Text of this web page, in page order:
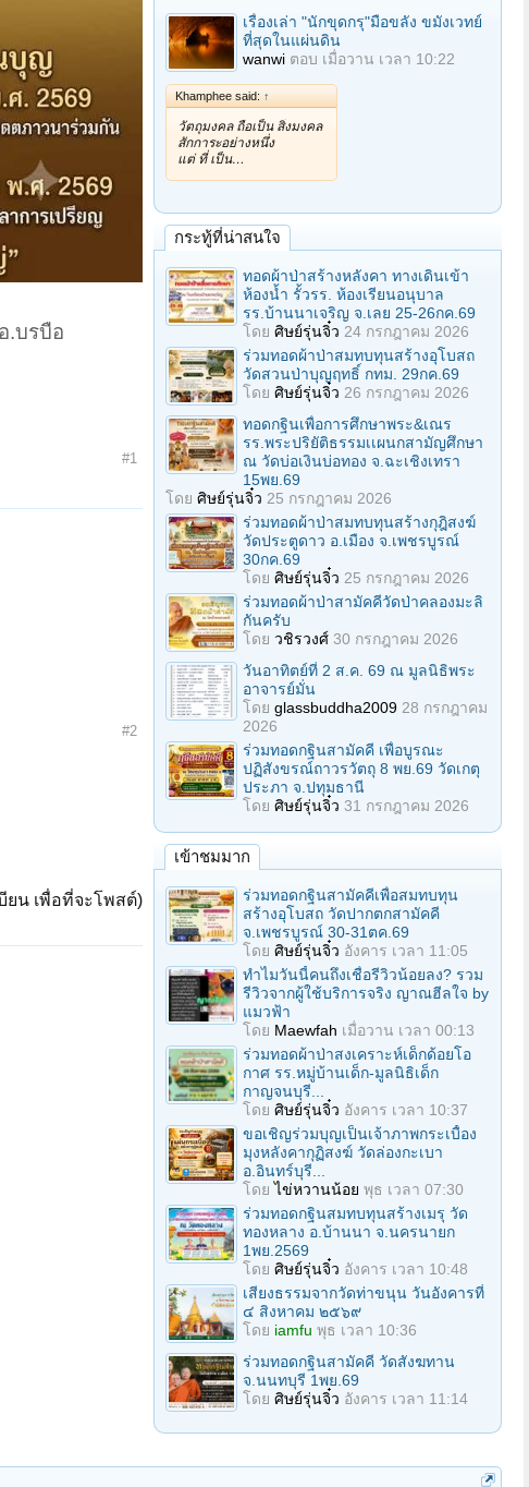
.บรบือ
#1
#2
ยน เพื่อที่จะโพสต์)
เรื่องเล่า "นักขุดกรุ"มือขลัง ขมังเวทย์
ที่สุดในแผ่นดิน
wanwi ตอบ เมื่อวาน เวลา 10:22
Khamphee said: ↑
วัตถุมงคล ถือเป็น สิ่งมงคล
สักการะอย่างหนึ่ง
แต่ ที่ เป็น…
กระทู้ที่น่าสนใจ
ทอดผ้าป่าสร้างหลังคา ทางเดินเข้า
ห้องน้ำ รั้วรร. ห้องเรียนอนุบาล
รร.บ้านนาเจริญ จ.เลย 25-26กค.69
โดย ศิษย์รุ่นจิ๋ว 24 กรกฎาคม 2026
ร่วมทอดผ้าป่าสมทบทุนสร้างอุโบสถ
วัดสวนป่าบุญฤทธิ์ กทม. 29กค.69
โดย ศิษย์รุ่นจิ๋ว 26 กรกฎาคม 2026
ทอดกฐินเพื่อการศึกษาพระ&เณร
รร.พระปริยัติธรรมเเผนกสามัญศึกษา
ณ วัดบ่อเงินบ่อทอง จ.ฉะเชิงเทรา
15พย.69
โดย ศิษย์รุ่นจิ๋ว 25 กรกฎาคม 2026
ร่วมทอดผ้าป่าสมทบทุนสร้างกุฎิสงฆ์
วัดประตูดาว อ.เมือง จ.เพชรบูรณ์
30กค.69
โดย ศิษย์รุ่นจิ๋ว 25 กรกฎาคม 2026
ร่วมทอดผ้าป่าสามัคคีวัดป่าคลองมะลิ
กันครับ
โดย วชิรวงศ์ 30 กรกฎาคม 2026
วันอาทิตย์ที่ 2 ส.ค. 69 ณ มูลนิธิพระ
อาจารย์มั่น
โดย glassbuddha2009 28 กรกฎาคม
2026
ร่วมทอดกฐินสามัคคี เพื่อบูรณะ
ปฏิสังขรณ์ถาวรวัตถุ 8 พย.69 วัดเกตุ
ประภา จ.ปทุมธานี
โดย ศิษย์รุ่นจิ๋ว 31 กรกฎาคม 2026
เข้าชมมาก
ร่วมทอดกฐินสามัคคีเพื่อสมทบทุน
สร้างอุโบสถ วัดปากตกสามัคคี
จ.เพชรบูรณ์ 30-31ตค.69
โดย ศิษย์รุ่นจิ๋ว อังคาร เวลา 11:05
ทำไมวันนี้คนถึงเชื่อรีวิวน้อยลง? รวม
รีวิวจากผู้ใช้บริการจริง ญาณฮีลใจ by
แมวฟ้า
โดย Maewfah เมื่อวาน เวลา 00:13
ร่วมทอดผ้าป่าสงเคราะห์เด็กด้อยโอ
กาศ รร.หมู่บ้านเด็ก-มูลนิธิเด็ก
กาญจนบุรี...
โดย ศิษย์รุ่นจิ๋ว อังคาร เวลา 10:37
ขอเชิญร่วมบุญเป็นเจ้าภาพกระเบื้อง
มุงหลังคากุฏิสงฆ์ วัดล่องกะเบา
อ.อินทร์บุรี...
โดยไข่หวานน้อย พุธ เวลา 07:30
ร่วมทอดกฐินสมทบทุนสร้างเมรุ วัด
ทองหลาง อ.บ้านนา จ.นครนายก
1พย.2569
โดย ศิษย์รุ่นจิ๋ว อังคาร เวลา 10:48
เสียงธรรมจากวัดท่าขนุน วันอังคารที่
๔ สิงหาคม ๒๕๖๙
โดย iamfu พุธ เวลา 10:36
ร่วมทอดกฐินสามัคคี วัดสังฆทาน
จ.นนทบุรี 1พย.69
โดย ศิษย์รุ่นจิ๋ว อังคาร เวลา 11:14